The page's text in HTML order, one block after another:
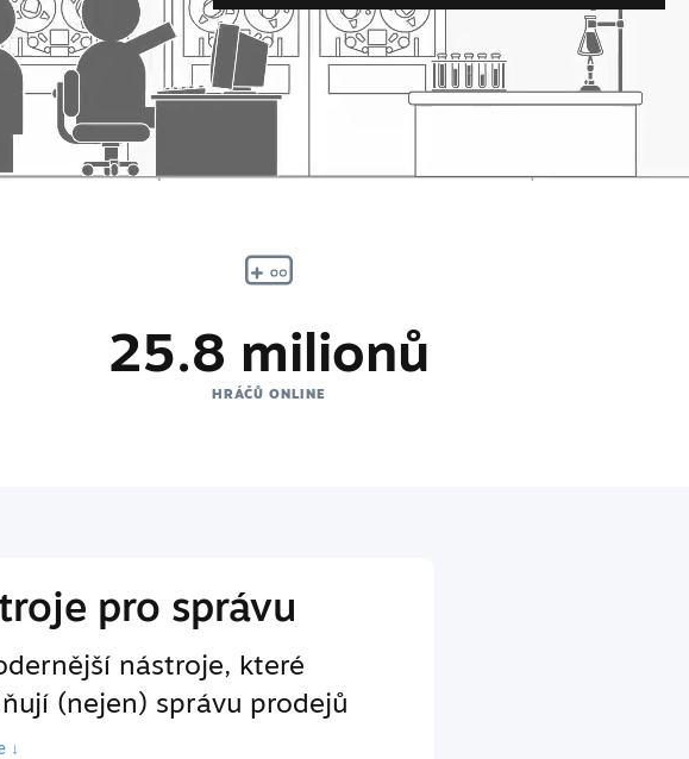
25.8 milionů
HRÁČŮ ONLINE
pro správu
nástroje, které
(nejen) správu prodejů
↓